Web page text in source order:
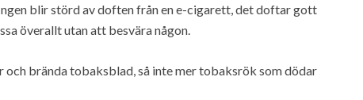
blir störd av doften från en e-cigarett, det doftar gott
överallt utan att besvära någon.
brända tobaksblad, så inte mer tobaksrök som dödar